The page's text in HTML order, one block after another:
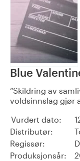
Blue
Skildring av
voldsinnslag gjør
Vurdert dato:
Distributør:
Regissør:
Produksjonsår: